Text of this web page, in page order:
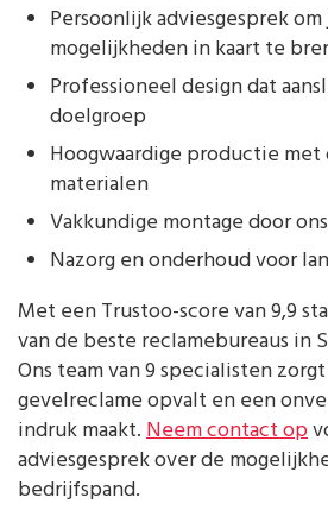
Persoonlijk adviesgesprek
mogelijkheden in kaart te
Professioneel design dat
doelgroep
Hoogwaardige productie met
materialen
Vakkundige montage door
Nazorg en onderhoud voor
Met een Trustoo-score van 9,9
van de beste reclamebureaus in
Ons team van 9 specialisten
gevelreclame opvalt en een
indruk maakt.Neem contact op
adviesgesprek over de
bedrijfspand.